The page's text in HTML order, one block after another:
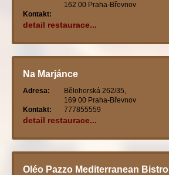
162 00 Praha-Břevnov
Kontakt:
detail restaurace...
Na Marjánce
Adresa:
Bělohorská 262/35,
169 00 Praha-Břevnov
Kontakt:
777855559
detail restaurace...
Oléo Pazzo Mediterranean Bistro